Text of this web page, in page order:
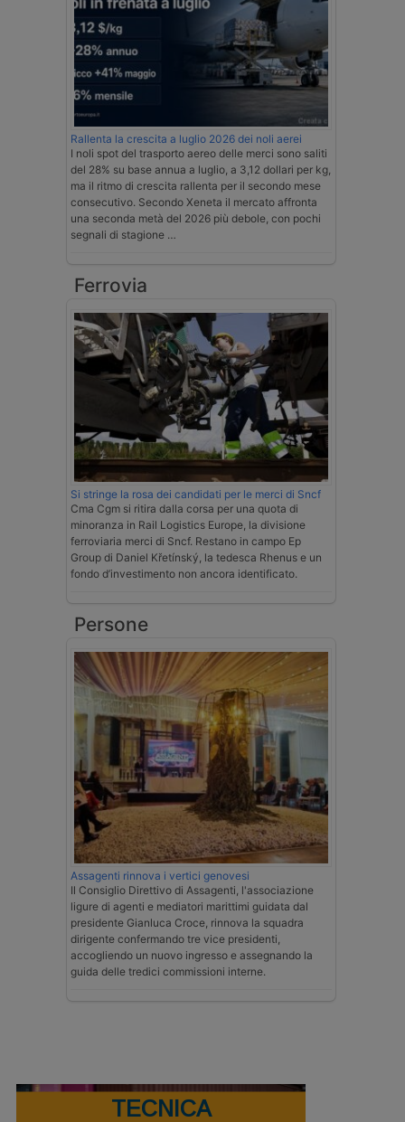
Rallenta la crescita a luglio 2026 dei noli aerei
I noli spot del trasporto aereo delle merci sono saliti
del 28% su base annua a luglio, a 3,12 dollari per kg,
ma il ritmo di crescita rallenta per il secondo mese
consecutivo. Secondo Xeneta il mercato affronta
una seconda metà del 2026 più debole, con pochi
segnali di stagione …
Ferrovia
Si stringe la rosa dei candidati per le merci di Sncf
Cma Cgm si ritira dalla corsa per una quota di
minoranza in Rail Logistics Europe, la divisione
ferroviaria merci di Sncf. Restano in campo Ep
Group di Daniel Křetínský, la tedesca Rhenus e un
fondo d’investimento non ancora identificato.
Persone
Assagenti rinnova i vertici genovesi
Il Consiglio Direttivo di Assagenti, l'associazione
ligure di agenti e mediatori marittimi guidata dal
presidente Gianluca Croce, rinnova la squadra
dirigente confermando tre vice presidenti,
accogliendo un nuovo ingresso e assegnando la
guida delle tredici commissioni interne.
TECNICA